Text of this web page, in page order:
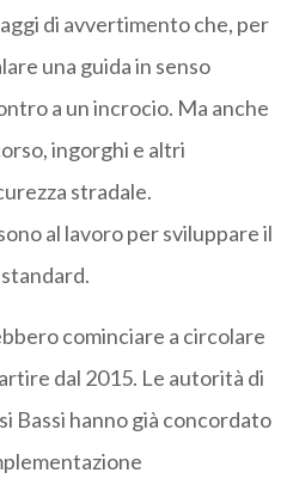
di avvertimento che, per
una guida in senso
a un incrocio. Ma anche
ingorghi e altri
stradale.
al lavoro per sviluppare il
cominciare a circolare
dal 2015. Le autorità di
Bassi hanno già concordato